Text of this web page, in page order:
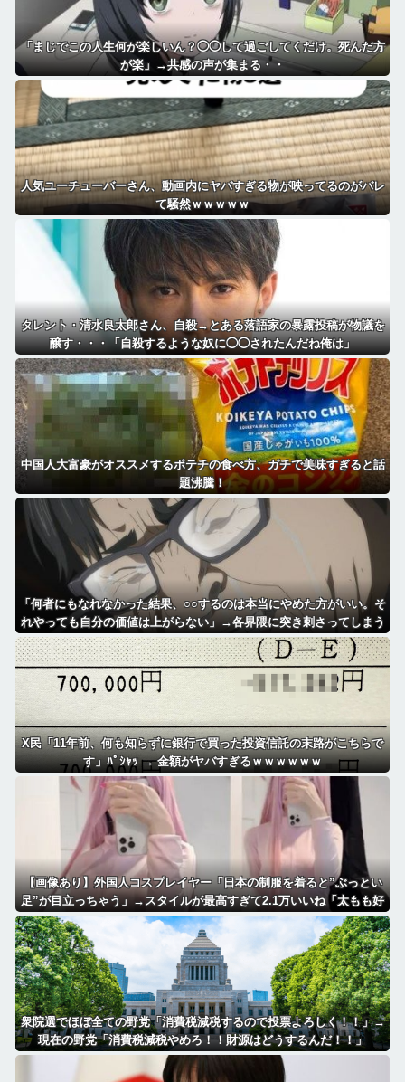
「まじでこの人生何が楽しいん？◯◯して過ごしてくだけ。死んだ方
が楽」→共感の声が集まる・・
人気ユーチューバーさん、動画内にヤバすぎる物が映ってるのがバレ
て騒然ｗｗｗｗｗ
タレント・清水良太郎さん、自殺→とある落語家の暴露投稿が物議を
醸す・・・「自殺するような奴に◯◯されたんだね俺は」
中国人大富豪がオススメするポテチの食べ方、ガチで美味すぎると話
題沸騰！
「何者にもなれなかった結果、○○するのは本当にやめた方がいい。そ
れやっても自分の価値は上がらない」→各界隈に突き刺さってしまう
X民「11年前、何も知らずに銀行で買った投資信託の末路がこちらで
す」ﾊﾟｼｬｯ → 金額がヤバすぎるｗｗｗｗｗｗ
【画像あり】外国人コスプレイヤー「日本の制服を着ると”ぶっとい
足”が目立っちゃう」→スタイルが最高すぎて2.1万いいね「太もも好
きにはたまらん」「いいべ」
衆院選でほぼ全ての野党「消費税減税するので投票よろしく！！」→
現在の野党「消費税減税やめろ！！財源はどうするんだ！！」